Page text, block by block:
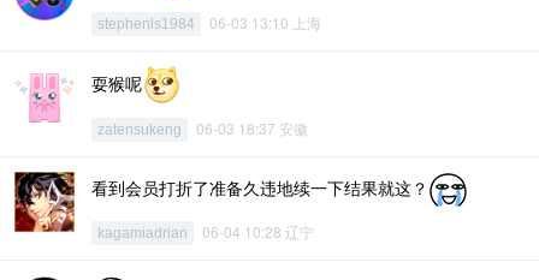
stephenls1984 06-03 13:10 上海
耍猴呢
zatensukeng 06-03 18:37 安徽
看到会员打折了准备久违地续一下结果就这？
kagamiadrian 06-04 10:28 辽宁